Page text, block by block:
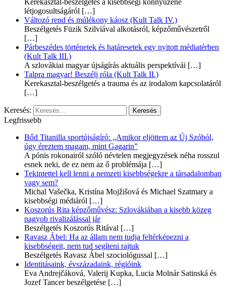
létjogosultságáról […]
Változó rend és múlékony káosz (Kult Talk IV.)
Beszélgetés Füzik Szilviával alkotásról, képzőművészetről
[…]
Párbeszédes történetek és határesetek egy nyitott médiatérben
(Kult Talk III.)
A szlovákiai magyar újságírás aktuális perspektívái […]
Talpra magyar! Beszélj róla (Kult Talk II.)
Kerekasztal-beszélgetés a trauma és az irodalom kapcsolatáról
[…]
Keresés:
Legfrissebb
Bőd Titanilla sportújságíró: „Amikor eljöttem az Új Szóból,
úgy éreztem magam, mint Gagarin”
A pónis rokonairól szóló névtelen megjegyzések néha rosszul
esnek neki, de ez nem az ő problémája […]
Tekintettel kell lenni a nemzeti kisebbségekre a társadalomban
vagy sem?
Michal Vašečka, Kristína Mojžišová és Michael Szatmary a
kisebbségi médiáról […]
Koszorús Rita képzőművész: Szlovákiában a kisebb közeg
nagyob rivalizálással jár
Beszélgetés Koszorús Ritával […]
Ravasz Ábel: Ha az állam nem tudja feltérképezni a
kisebbségeit, nem tud segíteni rajtuk
Beszélgetés Ravasz Ábel szociológussal […]
Identitásaink, évszázadaink, régióink
Eva Andrejčáková, Valerij Kupka, Lucia Molnár Satinská és
Jozef Tancer beszélgetése […]